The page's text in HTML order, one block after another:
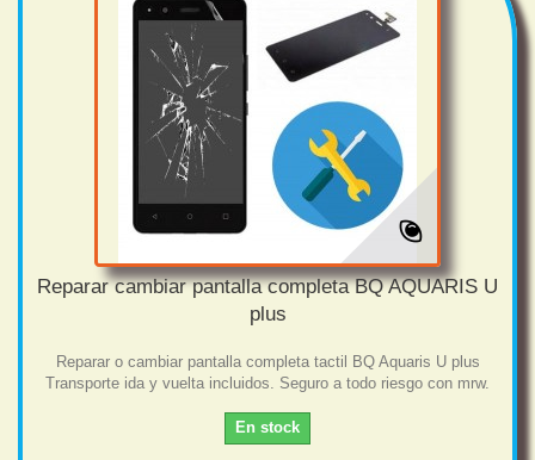
Reparar cambiar pantalla completa BQ AQUARIS U
plus
Reparar o cambiar pantalla completa tactil BQ Aquaris U plus
Transporte ida y vuelta incluidos. Seguro a todo riesgo con mrw.
En stock